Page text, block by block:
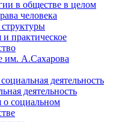
в обществе в целом
человека
практическое
им. А.Сахарова
деятельность
деятельность
о социальном